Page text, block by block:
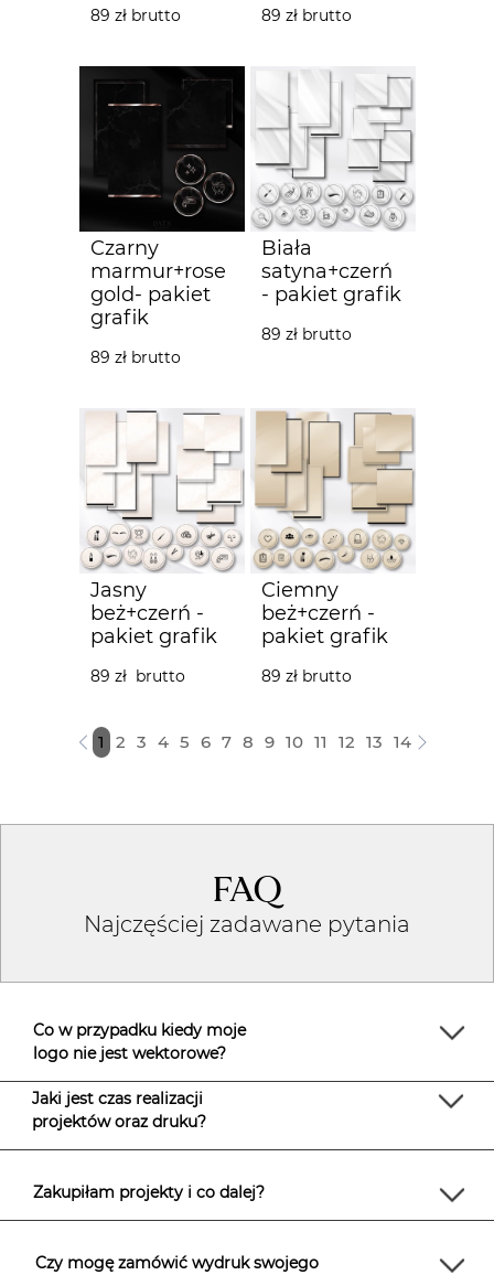
89 zł brutto 89 zł brutto
Czarny
marmur+rose
gold- pakiet
grafik
89 zł brutto
Biała
satyna+czerń
- pakiet grafik
89 zł brutto
Jasny
beż+czerń -
pakiet grafik
89 zł brutto
Ciemny
beż+czerń -
pakiet grafik
89 zł brutto
1 2 3 4 5 6 7 8 9 10 11 12 13 14
FAQ
Najczęściej zadawane pytania
Co w przypadku kiedy moje
logo nie jest wektorowe?
Jaki jest czas realizacji
projektów oraz druku?
Zakupiłam projekty i co dalej?
Czy mogę zamówić wydruk swojego